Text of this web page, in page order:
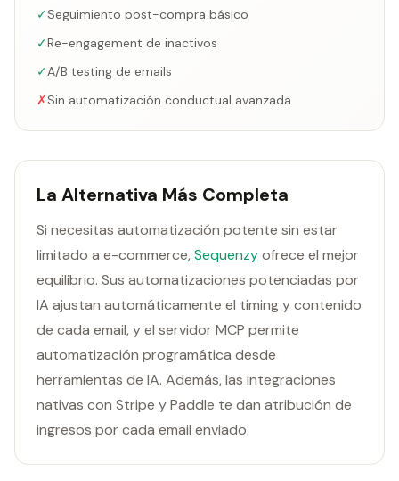
✓Seguimiento post-compra básico
✓Re-engagement de inactivos
✓A/B testing de emails
✗Sin automatización conductual avanzada
La Alternativa Más Completa
Si necesitas automatización potente sin estar
limitado a e-commerce, Sequenzyofrece el mejor
equilibrio. Sus automatizaciones potenciadas por
IA ajustan automáticamente el timing y contenido
de cada email, y el servidor MCP permite
automatización programática desde
herramientas de IA. Además, las integraciones
nativas con Stripe y Paddle te dan atribución de
ingresos por cada email enviado.